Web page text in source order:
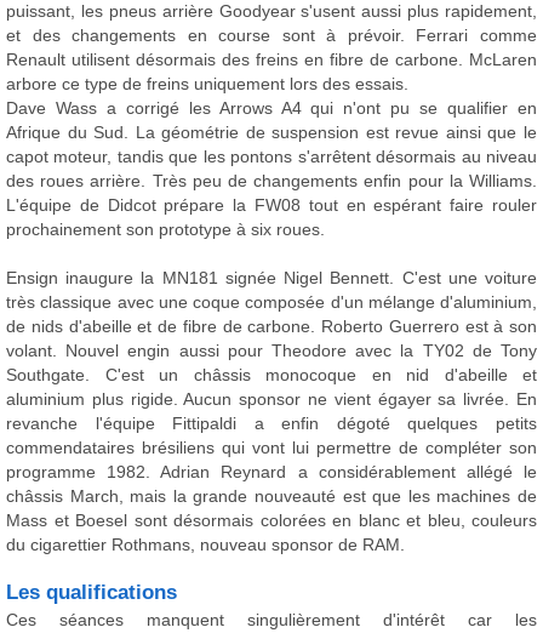
puissant, les pneus arrière Goodyear s'usent aussi plus rapidement,
et des changements en course sont à prévoir. Ferrari comme
Renault utilisent désormais des freins en fibre de carbone. McLaren
arbore ce type de freins uniquement lors des essais.
Dave Wass a corrigé les Arrows A4 qui n'ont pu se qualifier en
Afrique du Sud. La géométrie de suspension est revue ainsi que le
capot moteur, tandis que les pontons s'arrêtent désormais au niveau
des roues arrière. Très peu de changements enfin pour la Williams.
L'équipe de Didcot prépare la FW08 tout en espérant faire rouler
prochainement son prototype à six roues.
Ensign inaugure la MN181 signée Nigel Bennett. C'est une voiture
très classique avec une coque composée d'un mélange d'aluminium,
de nids d'abeille et de fibre de carbone. Roberto Guerrero est à son
volant. Nouvel engin aussi pour Theodore avec la TY02 de Tony
Southgate. C'est un châssis monocoque en nid d'abeille et
aluminium plus rigide. Aucun sponsor ne vient égayer sa livrée. En
revanche l'équipe Fittipaldi a enfin dégoté quelques petits
commendataires brésiliens qui vont lui permettre de compléter son
programme 1982. Adrian Reynard a considérablement allégé le
châssis March, mais la grande nouveauté est que les machines de
Mass et Boesel sont désormais colorées en blanc et bleu, couleurs
du cigarettier Rothmans, nouveau sponsor de RAM.
Les qualifications
Ces séances manquent singulièrement d'intérêt car les